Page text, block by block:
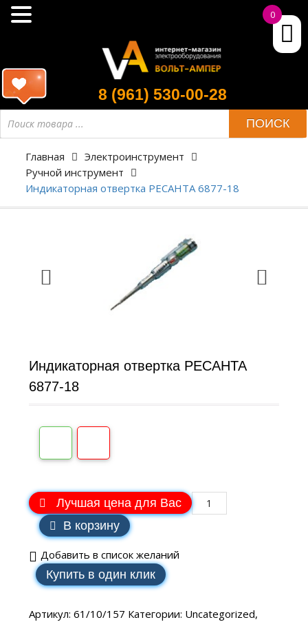
8 (961) 530-00-28
ПОИСК
Главная
Электроинструмент
Ручной инструмент
Индикаторная отвертка РЕСАНТА 6877-18
Индикаторная отвертка РЕСАНТА
6877-18
Лучшая цена для Вас
В корзину
Добавить в список желаний
Купить в один клик
Артикул: 61/10/157 Категории: Uncategorized,
0